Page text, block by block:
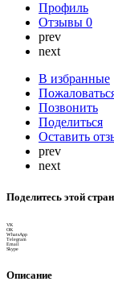
Профиль
Отзывы 0
prev
next
В избранные
Позвонить
Поделиться
Оставить
prev
next
Поделитесь этой
VK
OK
WhatsApp
Telegram
Email
Skype
Описание